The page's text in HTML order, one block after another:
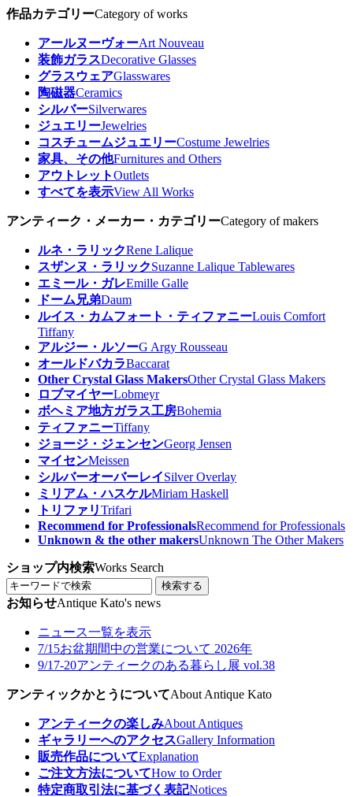
作品カテゴリーCategory of works
アールヌーヴォーArt Nouveau
装飾ガラスDecorative Glasses
グラスウェアGlasswares
陶磁器Ceramics
シルバーSilverwares
ジュエリーJewelries
コスチュームジュエリーCostume Jewelries
家具、その他Furnitures and Others
アウトレットOutlets
すべてを表示View All Works
アンティーク・メーカー・カテゴリーCategory of makers
ルネ・ラリックRene Lalique
スザンヌ・ラリックSuzanne Lalique Tablewares
エミール・ガレEmille Galle
ドーム兄弟Daum
ルイス・カムフォート・ティファニーLouis Comfort
Tiffany
アルジー・ルソーG Argy Rousseau
オールドバカラBaccarat
Other Crystal Glass MakersOther Crystal Glass Makers
ロブマイヤーLobmeyr
ボヘミア地方ガラス工房Bohemia
ティファニーTiffany
ジョージ・ジェンセンGeorg Jensen
マイセンMeissen
シルバーオーバーレイSilver Overlay
ミリアム・ハスケルMiriam Haskell
トリファリTrifari
Recommend for ProfessionalsRecommend for Professionals
Unknown & the other makersUnknown The Other Makers
ショップ内検索Works Search
検索する
お知らせAntique Kato's news
ニュース一覧を表示
7/15お盆期間中の営業について 2026年
9/17-20アンティークのある暮らし展 vol.38
アンティックかとうについてAbout Antique Kato
アンティークの楽しみAbout Antiques
ギャラリーへのアクセスGallery Information
販売作品についてExplanation
ご注文方法についてHow to Order
特定商取引法に基づく表記Notices